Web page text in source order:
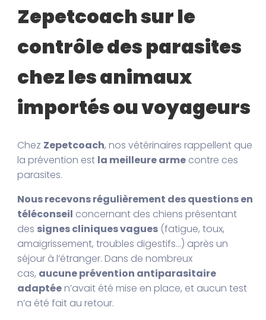
Zepetcoach sur le
contrôle des parasites
chez les animaux
importés ou voyageurs
Chez Zepetcoach, nos vétérinaires rappellent que
la prévention est la meilleure arme contre ces
parasites.
Nous recevons régulièrement des questions en
téléconseil concernant des chiens présentant
des signes cliniques vagues (fatigue, toux,
amaigrissement, troubles digestifs…) après un
séjour à l’étranger. Dans de nombreux
cas, aucune prévention antiparasitaire
adaptée n’avait été mise en place, et aucun test
n’a été fait au retour.